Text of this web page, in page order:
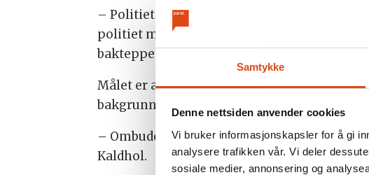
Samtykke
Denne nettsiden anvender cookies
Vi bruker informasjonskapsler for å gi
analysere trafikken vår. Vi deler
sosiale medier, annonsering og
– Politiets fellesforbund har siden 2016
politiet må kunne varsle uten å frykte
bakteppet for varslingsombudet som
Målet er at varslingsombudet er etablert
bakgrunn og knytter til seg kompetanse
– Ombudet skal også ha
Kaldhol.